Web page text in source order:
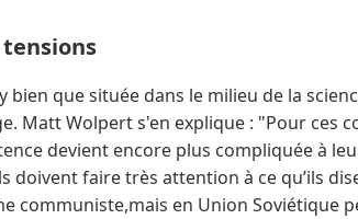
bien que située dans le milieu de la
Matt Wolpert s'en explique : "Pour ces
devient encore plus compliquée à
doivent faire très attention à ce qu’ils
communiste,mais en Union Soviétique